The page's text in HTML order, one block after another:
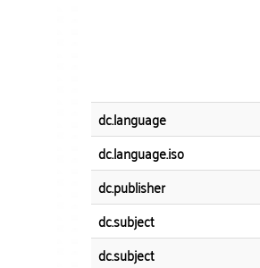
dc.language
dc.language.iso
dc.publisher
dc.subject
dc.subject